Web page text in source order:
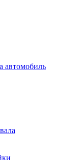
автомобиль